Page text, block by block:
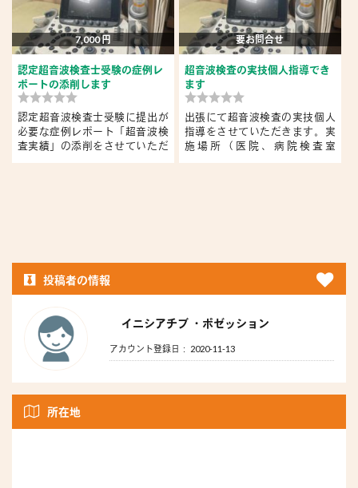
7,000 円
認定超音波検査士受験の症例レ
ポートの添削します
認定超音波検査士受験に提出が
必要な症例レポート「超音波検
査実績」の添削をさせていただ
き...
要お問合せ
超音波検査の実技個人指導でき
ます
出張にて超音波検査の実技個人
指導をさせていただきます。実
施場所（医院、病院検査室
等）、...
投稿者の情報
イニシアチブ ・ポゼッション
アカウント登録日： 2020-11-13
所在地